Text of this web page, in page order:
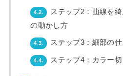
4.2.
ステップ2：曲線を
の動かし方
4.3. ステップ3：細部の
4.4. ステップ4：カラー